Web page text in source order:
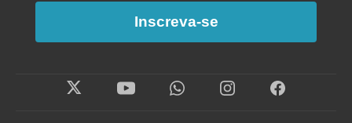
Inscreva-se